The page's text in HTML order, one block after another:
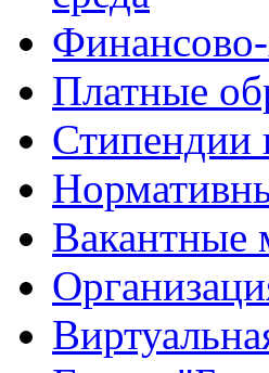
Финансово-
Платные
Стипендии
Вакантные